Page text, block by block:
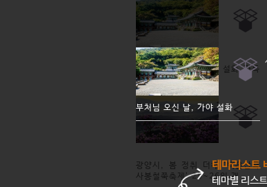
부처님 오신 날, 가야 설화 가득
한 김해의 사찰 여행
광양시, 봄 정취 더해 '백운산국
사봉철쭉축제’ 25~26일 개
부처님 오신 날, 가야 설화
테마리스트
테마별 리스